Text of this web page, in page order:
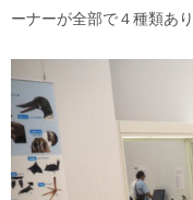
ーナーが全部で４種類あり